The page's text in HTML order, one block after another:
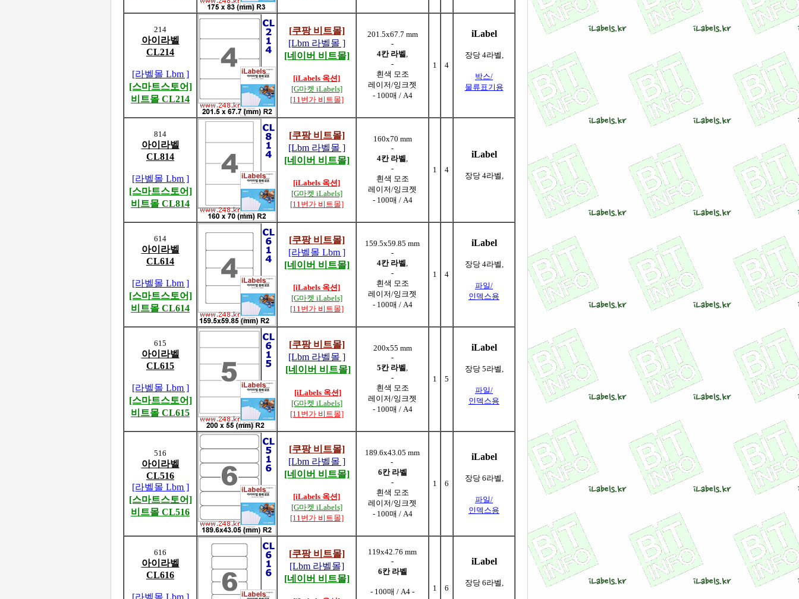
214
아이라벨
CL214
[라벨몰 Lbm ]
[스마트스토어]
비트몰 CL214
[쿠팡 비트몰]
[Lbm 라벨몰 ]
[네이버 비트몰]
[iLabels 옥션]
[G마켓 iLabels]
[11번가 비트몰]
201.5x67.7 mm
-
4칸 라벨
-
흰색 모조
레이저/잉크젯
- 100매 / A4
1 4
iLabel
장당 4라벨,
박스/
물류표기용
814
아이라벨
CL814
[라벨몰 Lbm ]
[스마트스토어]
비트몰 CL814
[쿠팡 비트몰]
[Lbm 라벨몰 ]
[네이버 비트몰]
[iLabels 옥션]
[G마켓 iLabels]
[11번가 비트몰]
160x70 mm
-
4칸 라벨
-
흰색 모조
레이저/잉크젯
- 100매 / A4
1 4
iLabel
장당 4라벨,
614
아이라벨
CL614
[라벨몰 Lbm ]
[스마트스토어]
비트몰 CL614
[쿠팡 비트몰]
[라벨몰 Lbm ]
[네이버 비트몰]
[iLabels 옥션]
[G마켓 iLabels]
[11번가 비트몰]
159.5x59.85 mm
-
4칸 라벨
-
흰색 모조
레이저/잉크젯
- 100매 / A4
1 4
iLabel
장당 4라벨,
파일/
인덱스용
615
아이라벨
CL615
[라벨몰 Lbm ]
[스마트스토어]
비트몰 CL615
[쿠팡 비트몰]
[Lbm 라벨몰 ]
[네이버 비트몰]
[iLabels 옥션]
[G마켓 iLabels]
[11번가 비트몰]
200x55 mm
-
5칸 라벨
-
흰색 모조
레이저/잉크젯
- 100매 / A4
1 5
iLabel
장당 5라벨,
파일/
인덱스용
516
아이라벨
CL516
[라벨몰 Lbm ]
[스마트스토어]
비트몰 CL516
[쿠팡 비트몰]
[Lbm 라벨몰 ]
[네이버 비트몰]
[iLabels 옥션]
[G마켓 iLabels]
[11번가 비트몰]
189.6x43.05 mm
-
6칸 라벨
-
흰색 모조
레이저/잉크젯
- 100매 / A4
1 6
iLabel
장당 6라벨,
파일/
인덱스용
616
아이라벨
CL616
[라벨몰 Lbm ]
[쿠팡 비트몰]
[Lbm 라벨몰]
[네이버 비트몰]
119x42.76 mm
-
6칸 라벨
- 100매 / A4 -
1 6
iLabel
장당 6라벨,